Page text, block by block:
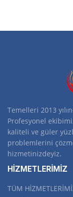
Temelleri 2013
Profesyonel
kaliteli ve güler
problemlerini
hizmetinizdeyiz.
HİZMETLERİMİZ
TÜM